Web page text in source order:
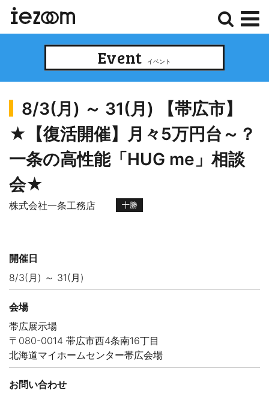
ュ
Event イベント
8/3(月) ～ 31(月) 【帯広市】
★【復活開催】月々5万円台～？
一条の高性能「HUG me」相談
会★
株式会社一条工務店 十勝
開催日
8/3(月) ～ 31(月)
会場
帯広展示場
〒080-0014 帯広市西4条南16丁目
北海道マイホームセンター帯広会場
お問い合わせ